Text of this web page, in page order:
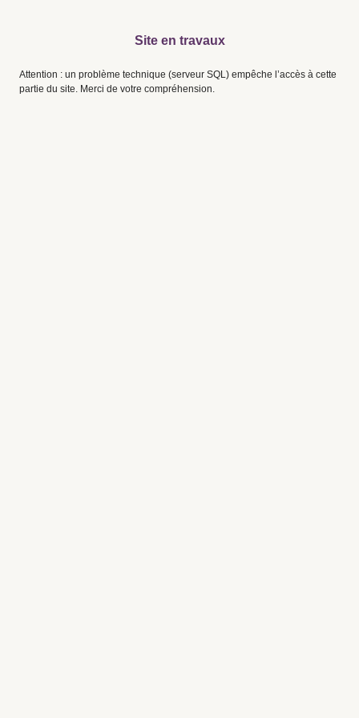
Site en travaux
Attention : un problème technique (serveur SQL) empêche l’accès à cette
partie du site. Merci de votre compréhension.